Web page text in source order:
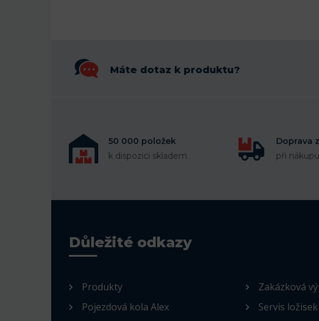
Máte dotaz k produktu?
50 000 položek
k dispozici skladem
Doprava
při
Důležité odkazy
Produkty
Pojezdová kola Alex
Zakázková
Servis ložisek